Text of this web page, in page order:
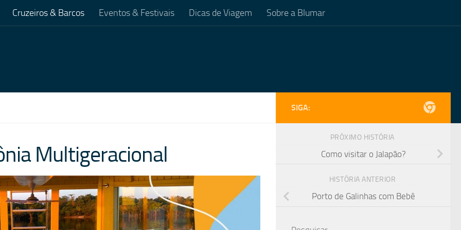
Cruzeiros & Barcos Eventos & Festivais Dicas de Viagem Sobre a Blumar
Multigeracional
SIGA:
PRÓXIMO HISTÓRIA
Como visitar o Jalapão?
HISTÓRIA ANTERIOR
Porto de Galinhas com Bebê